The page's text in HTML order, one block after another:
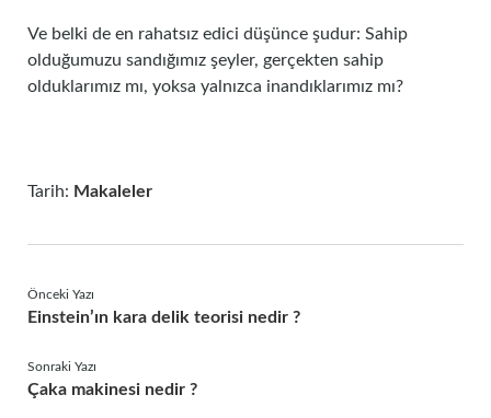
Ve belki de en rahatsız edici düşünce şudur: Sahip
olduğumuzu sandığımız şeyler, gerçekten sahip
olduklarımız mı, yoksa yalnızca inandıklarımız mı?
Tarih: Makaleler
Önceki Yazı
Einstein’ın kara delik teorisi nedir ?
Sonraki Yazı
Çaka makinesi nedir ?